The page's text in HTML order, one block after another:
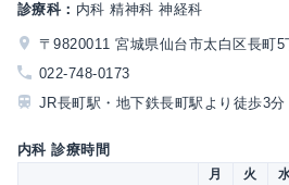
診療科： 内科 精神科 神経科
〒9820011 宮城県仙台市太白区長町5
022-748-0173
JR長町駅・地下鉄長町駅より徒歩3分
内科 診療時間
月 火